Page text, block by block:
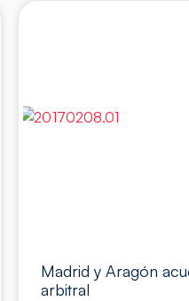
Madrid y Aragón
arbitral